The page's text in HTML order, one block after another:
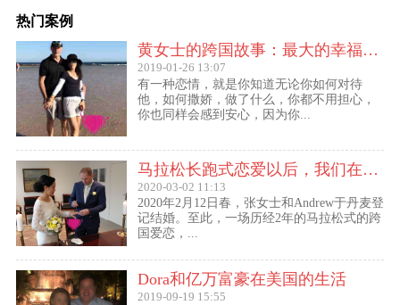
热门案例
黄女士的跨国故事：最大的幸福便是有一个白马王子一直默默等着自己
2019-01-26 13:07
有一种恋情，就是你知道无论你如何对待
他，如何撒娇，做了什么，你都不用担心，
你也同样会感到安心，因为你...
马拉松长跑式恋爱以后，我们在丹麦登记结婚了
2020-03-02 11:13
2020年2月12日春，张女士和Andrew于丹麦登
记结婚。至此，一场历经2年的马拉松式的跨
国爱恋，...
Dora和亿万富豪在美国的生活
2019-09-19 15:55